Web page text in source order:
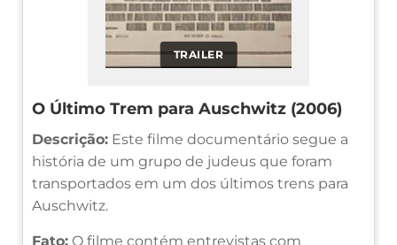
TRAILER
O Último Trem para Auschwitz (2006)
Descrição: Este filme documentário segue a
história de um grupo de judeus que foram
transportados em um dos últimos trens para
Auschwitz.
Fato: O filme contém entrevistas com